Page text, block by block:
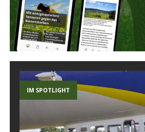
IM SPOTLIGHT